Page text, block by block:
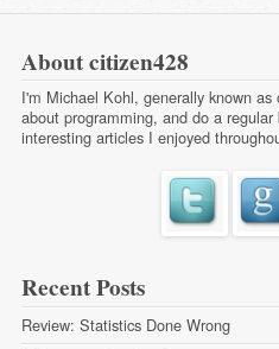
About citizen428
I'm Michael Kohl, generally known
about programming, and do a regular
interesting articles I enjoyed
Recent Posts
Review: Statistics Done Wrong